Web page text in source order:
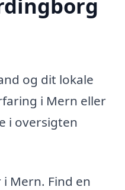
og dit lokale
i Mern eller
i oversigten
Mern. Find en